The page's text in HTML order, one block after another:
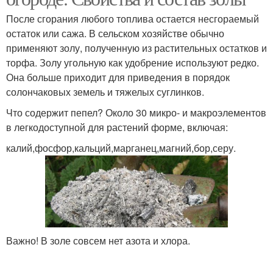
После сгорания любого топлива остается несгораемый
остаток или сажа. В сельском хозяйстве обычно
применяют золу, полученную из растительных остатков и
торфа. Золу угольную как удобрение используют редко.
Она больше приходит для приведения в порядок
солончаковых земель и тяжелых суглинков.
Что содержит пепел? Около 30 микро- и макроэлементов
в легкодоступной для растений форме, включая:
калий,фосфор,кальций,марганец,магний,бор,серу.
Важно! В золе совсем нет азота и хлора.